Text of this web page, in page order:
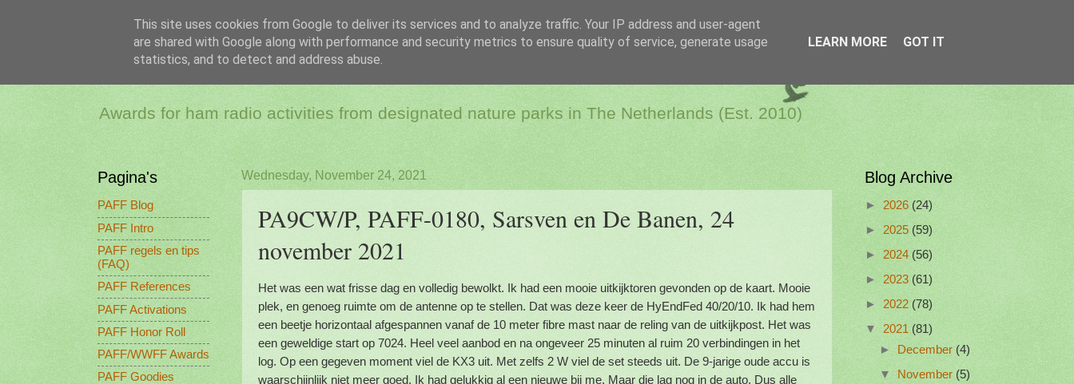
PAFF - Ham Radio & Flora and Fauna Netherlands
Awards for ham radio activities from designated nature parks in The Netherlands (Est. 2010)
Wednesday, November 24, 2021
PA9CW/P, PAFF-0180, Sarsven en De Banen, 24
november 2021
Het was een wat frisse dag en volledig bewolkt. Ik had een mooie uitkijktoren gevonden op de kaart. Mooie
plek, en genoeg ruimte om de antenne op te stellen. Dat was deze keer de HyEndFed 40/20/10. Ik had hem
een beetje horizontaal afgespannen vanaf de 10 meter fibre mast naar de reling van de uitkijkpost. Het was
een geweldige start op 7024. Heel veel aanbod en na ongeveer 25 minuten al ruim 20 verbindingen in het
log. Op een gegeven moment viel de KX3 uit. Met zelfs 2 W viel de set steeds uit. De 9-jarige oude accu is
waarschijnlijk niet meer goed. Ik had gelukkig al een nieuwe bij me. Maar die lag nog in de auto. Dus alle
Pagina's
PAFF Blog
PAFF Intro
PAFF regels en tips
(FAQ)
PAFF References
PAFF Activations
PAFF Honor Roll
PAFF/WWFF Awards
PAFF Goodies
Blog Archive
► 2026 (24)
► 2025 (59)
► 2024 (56)
► 2023 (61)
► 2022 (78)
▼ 2021 (81)
►
December (4)
▼
November (5)
This site uses cookies from Google to deliver its services and to analyze traffic. Your IP address and user-agent
are shared with Google along with performance and security metrics to ensure quality of service, generate usage
statistics, and to detect and address abuse.
LEARN MORE GOT IT